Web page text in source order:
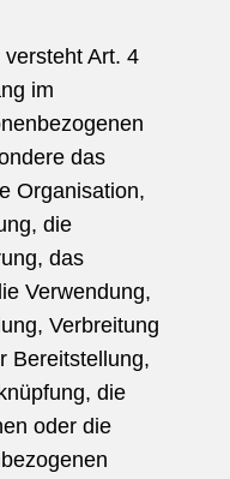
versteht Art. 4
im
das
Organisation,
die
das
Verwendung,
Verbreitung
Bereitstellung,
die
oder die